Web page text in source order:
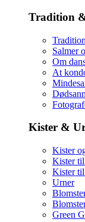
Tradition
Salmer
Om
At
Kister &
Kister
Kister
Kister til
Urner
Green